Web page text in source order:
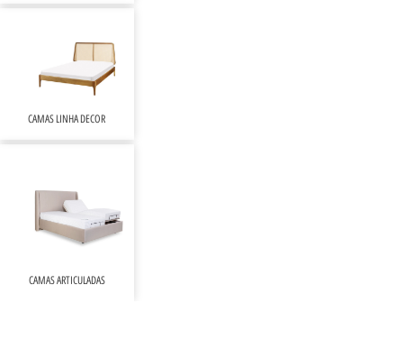
CAMAS ARTICULADAS
CAMAS LINHA DECOR